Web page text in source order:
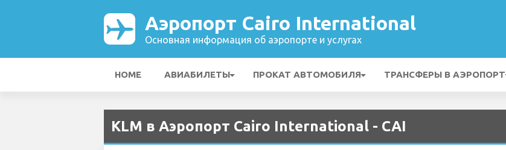
Аэропорт Cairo International
Основная информация об аэропорте и услугах
HOME АВИАБИЛЕТЫ ПРОКАТ АВТОМОБИЛЯ ТРАНСФЕРЫ В АЭРОПОРТ
KLM в Аэропорт Cairo International - CAI